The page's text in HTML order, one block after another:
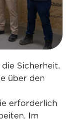
die Sicherheit.
über den
erforderlich
Im